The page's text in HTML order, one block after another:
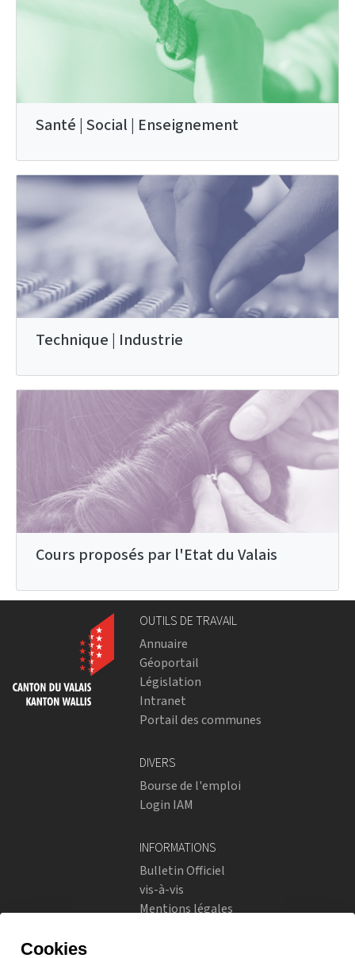
Santé | Social | Enseignement
Technique | Industrie
Cours proposés par l'Etat du Valais
OUTILS DE TRAVAIL
Annuaire
Géoportail
Législation
Intranet
Portail des communes
DIVERS
Bourse de l'emploi
Login IAM
INFORMATIONS
Bulletin Officiel
vis-à-vis
Mentions légales